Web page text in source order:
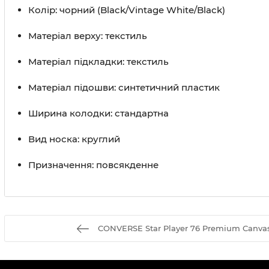
Колір: чорний (Black/Vintage White/Black)
Матеріал верху: текстиль
Матеріал підкладки: текстиль
Матеріал підошви: синтетичний пластик
Ширина колодки: стандартна
Вид носка: круглий
Призначення: повсякденне
CONVERSE Star Player 76 Premium